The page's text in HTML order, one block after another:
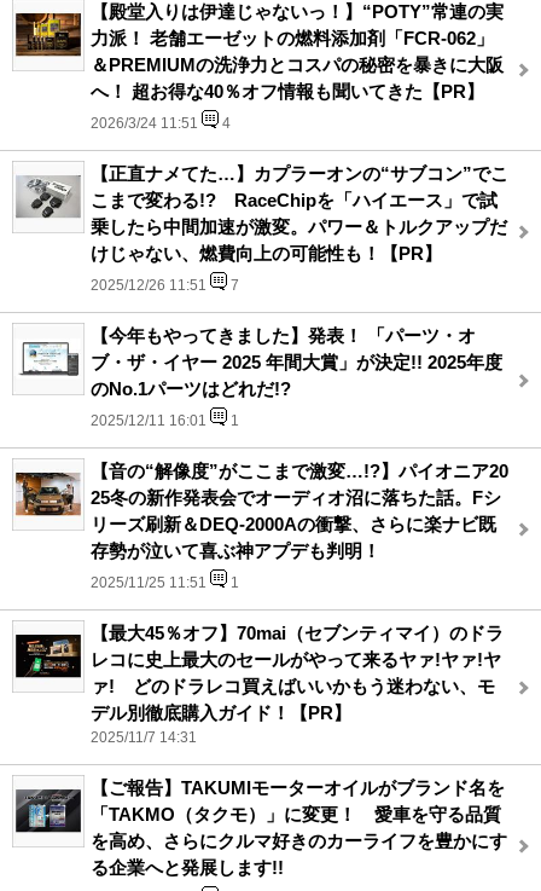
【殿堂入りは伊達じゃないっ！】“POTY”常連の実
力派！ 老舗エーゼットの燃料添加剤「FCR-062」
＆PREMIUMの洗浄力とコスパの秘密を暴きに大阪
へ！ 超お得な40％オフ情報も聞いてきた【PR】
2026/3/24 11:51 4
【正直ナメてた…】カプラーオンの“サブコン”でこ
こまで変わる!? RaceChipを「ハイエース」で試
乗したら中間加速が激変。パワー＆トルクアップだ
けじゃない、燃費向上の可能性も！【PR】
2025/12/26 11:51 7
【今年もやってきました】発表！ 「パーツ・オ
ブ・ザ・イヤー 2025 年間大賞」が決定!! 2025年度
のNo.1パーツはどれだ!?
2025/12/11 16:01 1
【音の“解像度”がここまで激変…!?】パイオニア20
25冬の新作発表会でオーディオ沼に落ちた話。Fシ
リーズ刷新＆DEQ-2000Aの衝撃、さらに楽ナビ既
存勢が泣いて喜ぶ神アプデも判明！
2025/11/25 11:51 1
【最大45％オフ】70mai（セブンティマイ）のドラ
レコに史上最大のセールがやって来るヤァ!ヤァ!ヤ
ァ! どのドラレコ買えばいいかもう迷わない、モ
デル別徹底購入ガイド！【PR】
2025/11/7 14:31
【ご報告】TAKUMIモーターオイルがブランド名を
「TAKMO（タクモ）」に変更！ 愛車を守る品質
を高め、さらにクルマ好きのカーライフを豊かにす
る企業へと発展します!!